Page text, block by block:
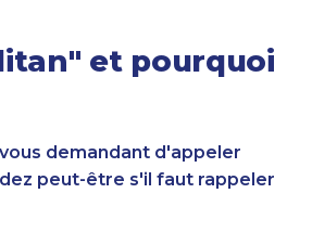
et pourquoi
demandant d'appeler
peut-être s'il faut rappeler